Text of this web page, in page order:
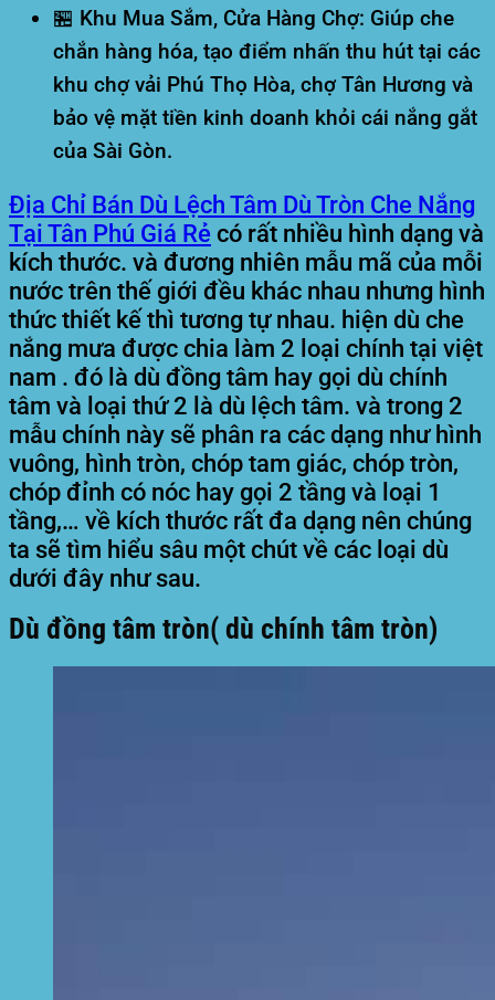
🏪 Khu Mua Sắm, Cửa Hàng Chợ: Giúp che
chắn hàng hóa, tạo điểm nhấn thu hút tại các
khu chợ vải Phú Thọ Hòa, chợ Tân Hương và
bảo vệ mặt tiền kinh doanh khỏi cái nắng gắt
của Sài Gòn.
Địa Chỉ Bán Dù Lệch Tâm Dù Tròn Che Nắng
Tại Tân Phú Giá Rẻ có rất nhiều hình dạng và
kích thước. và đương nhiên mẫu mã của mỗi
nước trên thế giới đều khác nhau nhưng hình
thức thiết kế thì tương tự nhau. hiện dù che
nắng mưa được chia làm 2 loại chính tại việt
nam . đó là dù đồng tâm hay gọi dù chính
tâm và loại thứ 2 là dù lệch tâm. và trong 2
mẫu chính này sẽ phân ra các dạng như hình
vuông, hình tròn, chóp tam giác, chóp tròn,
chóp đỉnh có nóc hay gọi 2 tầng và loại 1
tầng,… về kích thước rất đa dạng nên chúng
ta sẽ tìm hiểu sâu một chút về các loại dù
dưới đây như sau.
Dù đồng tâm tròn( dù chính tâm tròn)